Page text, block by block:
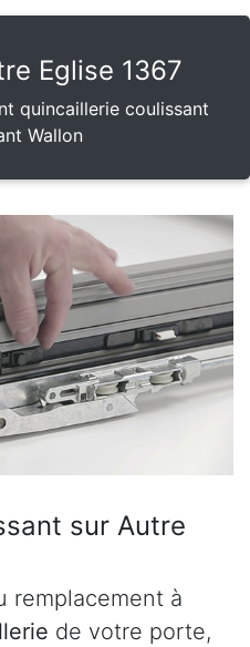
Eglise 1367
quincaillerie coulissant
Wallon
sur Autre
remplacement à
de votre porte,